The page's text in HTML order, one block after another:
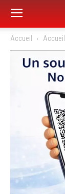
Accueil Accueil